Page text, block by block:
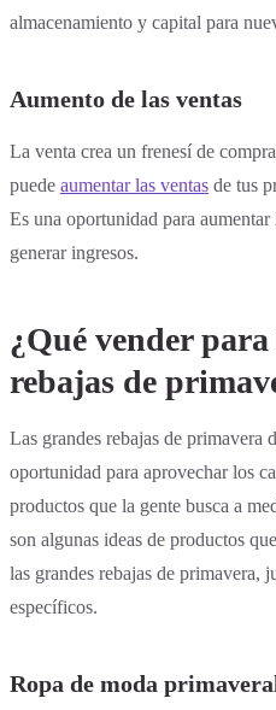
almacenamiento y capital para
Aumento de las ventas
La venta crea un frenesí de
puede aumentar las ventas de tus
Es una oportunidad para
generar ingresos.
¿Qué vender
rebajas de
Las grandes rebajas de primavera
oportunidad para aprovechar los
productos que la gente busca a
son algunas ideas de productos
las grandes rebajas de primavera,
específicos.
Ropa de moda